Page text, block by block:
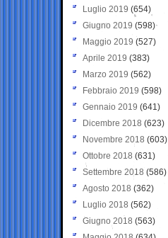
Luglio 2019 (654)
Giugno 2019 (598)
Maggio 2019 (527)
Aprile 2019 (383)
Marzo 2019 (562)
Febbraio 2019 (598)
Gennaio 2019 (641)
Dicembre 2018 (623)
Novembre 2018 (603)
Ottobre 2018 (631)
Settembre 2018 (586)
Agosto 2018 (362)
Luglio 2018 (562)
Giugno 2018 (563)